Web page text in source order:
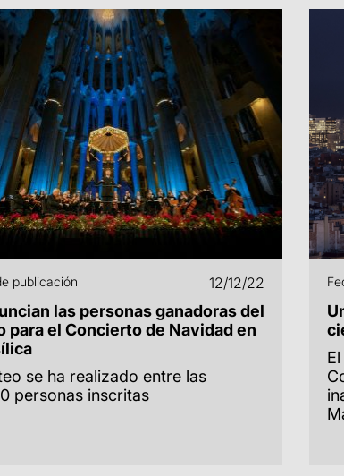
publicación 12/12/22
las personas ganadoras del
para el Concierto de Navidad en
se ha realizado entre las
personas inscritas